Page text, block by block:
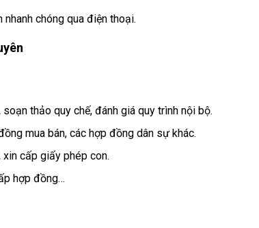
chóng qua điện thoại.
thảo quy chế, đánh giá quy trình nội bộ.
mua bán, các hợp đồng dân sự khác.
xin cấp giấy phép con.
hợp đồng…